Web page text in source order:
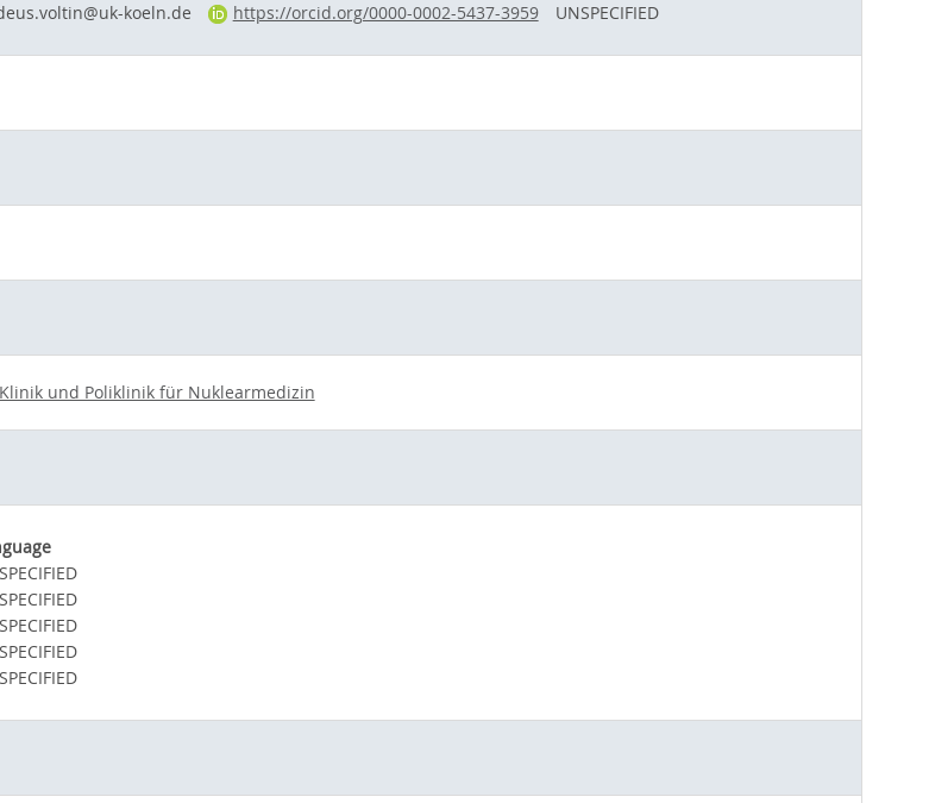
koeln.de https://orcid.org/0000-0002-5437-3959 UNSPECIFIED
Klinik und Poliklinik für Nuklearmedizin